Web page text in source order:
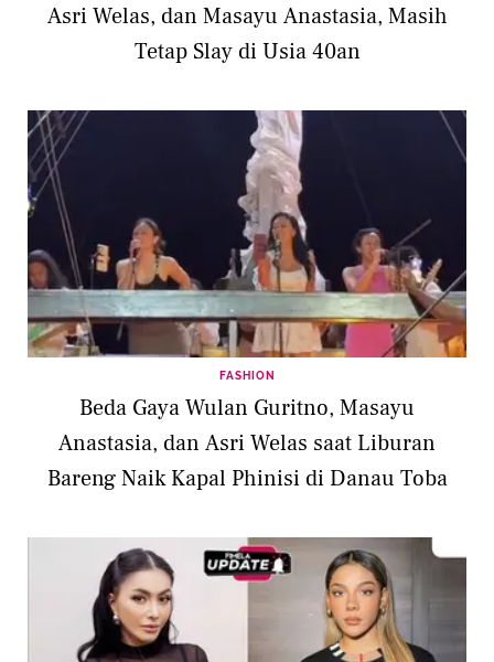
Asri Welas, dan Masayu Anastasia, Masih
Tetap Slay di Usia 40an
FASHION
Beda Gaya Wulan Guritno, Masayu
Anastasia, dan Asri Welas saat Liburan
Bareng Naik Kapal Phinisi di Danau Toba